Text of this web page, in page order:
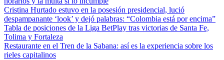
Cristina Hurtado estuvo en la posesión presidencial, lució
despampanante ‘look’ y dejó palabras: “Colombia está por encima”
Tabla de posiciones de la Liga BetPlay tras victorias de Santa Fe,
Tolima y Fortaleza
Restaurante en el Tren de la Sabana: así es la experiencia sobre los
rieles capitalinos